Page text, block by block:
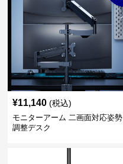
¥11,140 (税込)
モニターアーム 二画面対応姿勢
調整デスク